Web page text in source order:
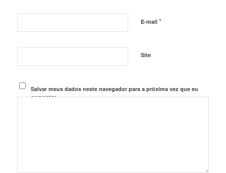
E-mail *
Site
Salvar meus dados neste navegador para a próxima vez que eu
comentar.